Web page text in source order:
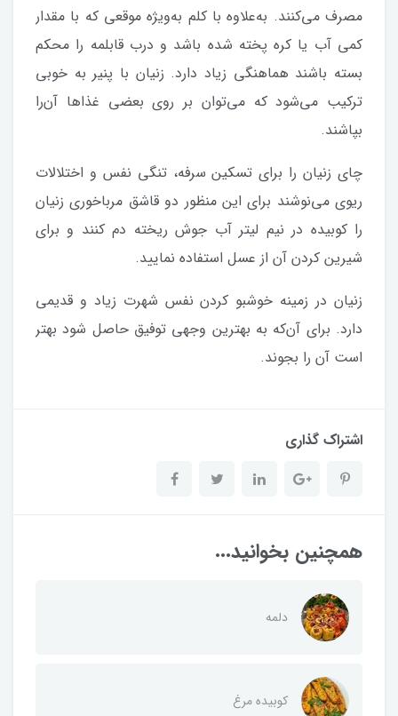
مصرف می‌کنند. به‌علاوه با کلم به‌ویژه موقعی که با مقدار
کمی آب یا کره پخته شده باشد و درب قابلمه را محکم
بسته باشند هماهنگی زیاد دارد. زنیان با پنیر به خوبی
ترکیب می‌شود که می‌توان بر روی بعضی غذاها آن‌را
بپاشند.
چای زنیان را برای تسکین سرفه، تنگی نفس و اختلالات
ریوی می‌نوشند برای این منظور دو قاشق مرباخوری زنیان
را کوبیده در نیم لیتر آب جوش ریخته دم کنند و برای
شیرین کردن آن از عسل استفاده نمایید.
زنیان در زمینه خوشبو کردن نفس شهرت زیاد و قدیمی
دارد. برای آن‌که به بهترین وجهی توفیق حاصل شود بهتر
است آن را بجوند.
اشتراک گذاری
همچنین بخوانید...
دلمه
کوبیده مرغ